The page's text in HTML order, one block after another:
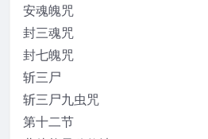
安魂魄咒
封三魂咒
封七魄咒
斩三尸
斩三尸九虫咒
第十二节